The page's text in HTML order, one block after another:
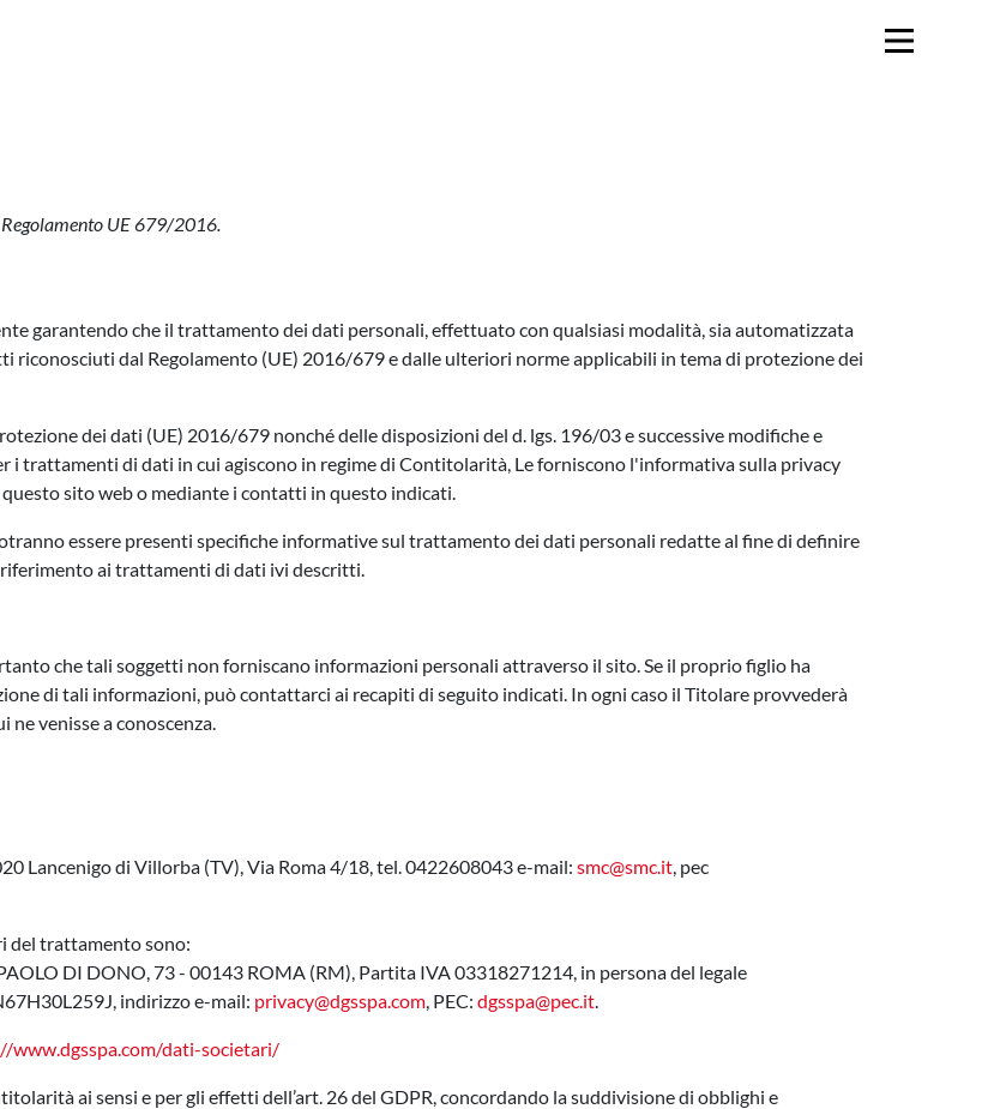
Regolamento UE 679/2016.
garantendo che il trattamento dei dati personali, effettuato con qualsiasi modalità, sia automatizzata
riconosciuti dal Regolamento (UE) 2016/679 e dalle ulteriori norme applicabili in tema di protezione dei
dei dati (UE) 2016/679 nonché delle disposizioni del d. lgs. 196/03 e successive modifiche e
i trattamenti di dati in cui agiscono in regime di Contitolarità, Le forniscono l'informativa sulla privacy
sito web o mediante i contatti in questo indicati.
essere presenti specifiche informative sul trattamento dei dati personali redatte al fine di definire
ai trattamenti di dati ivi descritti.
che tali soggetti non forniscano informazioni personali attraverso il sito. Se il proprio figlio ha
di tali informazioni, può contattarci ai recapiti di seguito indicati. In ogni caso il Titolare provvederà
venisse a conoscenza.
Lancenigo di Villorba (TV), Via Roma 4/18, tel. 0422608043 e-mail: smc@smc.it, pec
del trattamento sono:
DI DONO, 73 - 00143 ROMA (RM), Partita IVA 03318271214, in persona del legale
indirizzo e-mail: privacy@dgsspa.com, PEC: dgsspa@pec.it.
www.dgsspa.com/dati-societari/
ai sensi e per gli effetti dell’art. 26 del GDPR, concordando la suddivisione di obblighi e